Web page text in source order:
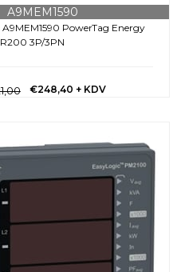
A9MEM1590 PowerTag Energy
R200 3P/3PN
A9MEM1590
€248,40 + KDV